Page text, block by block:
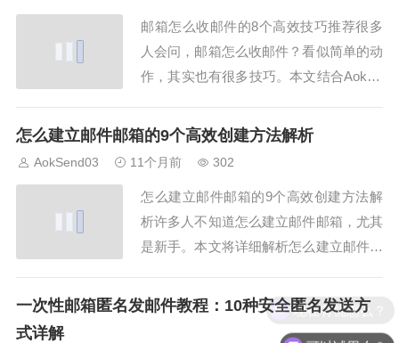
用特殊符号。使用AokSe...
邮箱怎么收邮件的8个高效技巧推荐很多
人会问，邮箱怎么收邮件？看似简单的动
作，其实也有很多技巧。本文结合AokSe
法，帮助大家更快获取信息。一、邮箱怎
登录还是客户端，AokSend都能帮助你快
速...
怎么建立邮件邮箱的9个高效创建方法解析
AokSend03 11个月前 302
怎么建立邮件邮箱的9个高效创建方法解
析许多人不知道怎么建立邮件邮箱，尤其
是新手。本文将详细解析怎么建立邮件邮
邮箱注册，并结合 AokSend 提供的邮箱
一次性邮箱匿名发邮件教程：10种安全匿名发送方
式详解
现在有优惠么？